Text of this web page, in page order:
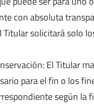
con absoluta
solicitará solo
El Titular
para el fin o los
según la